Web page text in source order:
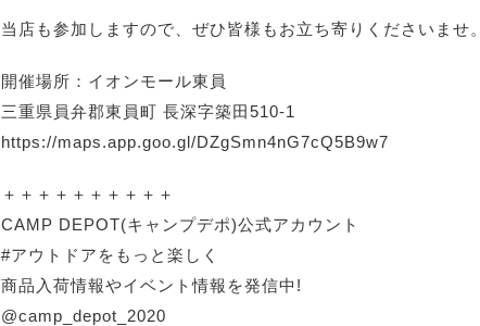
当店も参加しますので、ぜひ皆様もお立ち寄りくださいませ。
開催場所：イオンモール東員
三重県員弁郡東員町 長深字築田510-1
https://maps.app.goo.gl/DZgSmn4nG7cQ5B9w7
＋＋＋＋＋＋＋＋＋＋
CAMP DEPOT(キャンプデポ)公式アカウント
#アウトドアをもっと楽しく
商品入荷情報やイベント情報を発信中!
@camp_depot_2020